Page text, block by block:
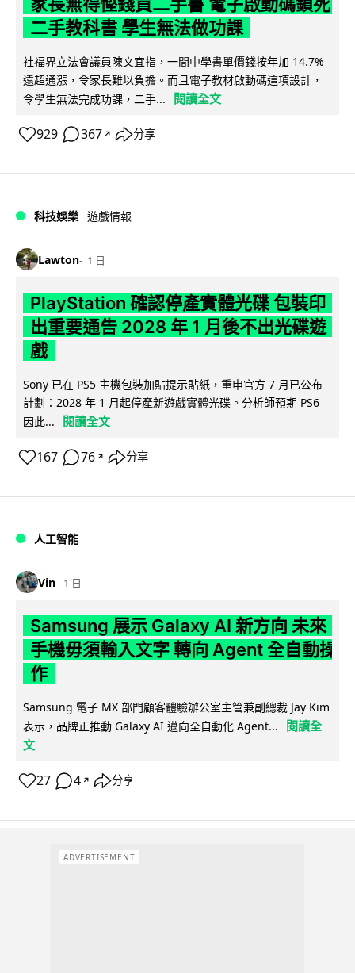
二手教科書 學生無法做功課
社福界立法會議員陳文宜指，一間中學書單價錢按年加 14.7%
遠超通漲，令家長難以負擔。而且電子教材啟動碼這項設計，
令學生無法完成功課，二手...
閱讀全文
929 367 ↗ 分享
科技娛樂 遊戲情報
Lawton 1 日
PlayStation 確認停產實體光碟 包裝印
出重要通告 2028 年 1 月後不出光碟遊
戲
Sony 已在 PS5 主機包裝加貼提示貼紙，重申官方 7 月已公布
計劃：2028 年 1 月起停產新遊戲實體光碟。分析師預期 PS6
因此...
閱讀全文
167 76 ↗ 分享
人工智能
Vin 1 日
Samsung 展示 Galaxy AI 新方向 未來
手機毋須輸入文字 轉向 Agent 全自動操
作
Samsung 電子 MX 部門顧客體驗辦公室主管兼副總裁 Jay Kim
表示，品牌正推動 Galaxy AI 邁向全自動化 Agent...
閱讀全
文
27 4 ↗ 分享
ADVERTISEMENT